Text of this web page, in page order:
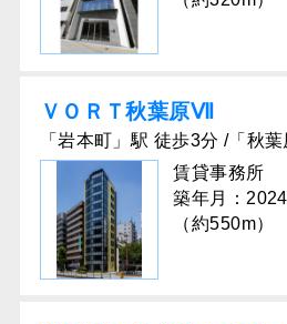
ＶＯＲＴ秋葉原Ⅶ
「岩本町」駅 徒歩3分 /「秋
賃貸事務所
築年月：
（約550m）